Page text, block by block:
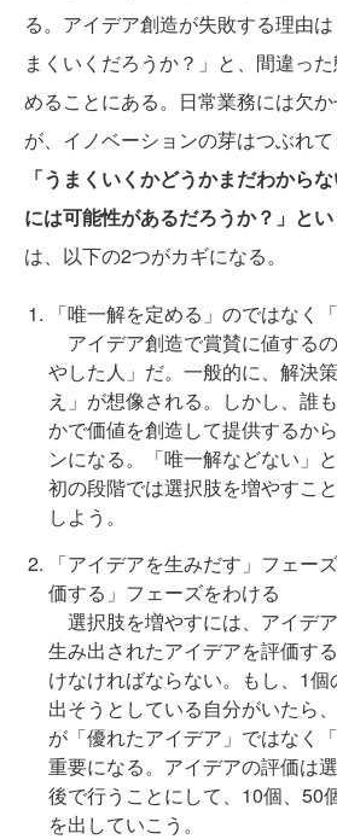
る。アイデア創造が失敗する理由
まくいくだろうか？」と、間違っ
めることにある。日常業務には欠
が、イノベーションの芽はつぶれ
「うまくいくかどうかまだわから
には可能性があるだろうか？」と
は、以下の2つがカギになる。
「唯一解を定める」のではなく
アイデア創造で賞賛に値する
やした人」だ。一般的に、解決
え」が想像される。しかし、誰
かで価値を創造して提供するか
ンになる。「唯一解などない」
初の段階では選択肢を増やすこ
しよう。
「アイデアを生みだす」フェー
価する」フェーズをわける
選択肢を増やすには、アイデア
生み出されたアイデアを評価す
けなければならない。もし、1
出そうとしている自分がいたら
が「優れたアイデア」ではなく
重要になる。アイデアの評価は
後で行うことにして、10個、50
を出していこう。